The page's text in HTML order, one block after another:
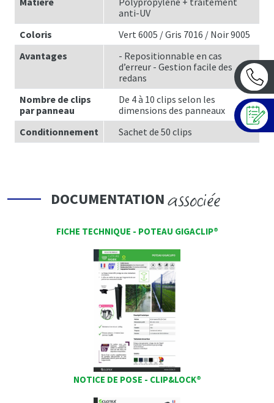
anti-UV
Coloris
Vert 6005 / Gris 7016 / Noir 9005
Avantages
- Repositionnable en cas
d’erreur - Gestion facile des
redans
Nombre de clips
par panneau
De 4 à 10 clips selon les
dimensions des panneaux
Conditionnement
Sachet de 50 clips
DOCUMENTATIONassociée
FICHE TECHNIQUE - POTEAU GIGACLIP®
NOTICE DE POSE - CLIP&LOCK®